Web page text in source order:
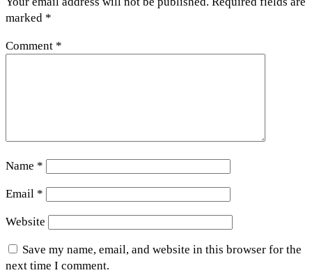
marked *
Comment *
Name *
Email *
Website
Save my name, email, and website in this browser for the
next time I comment.